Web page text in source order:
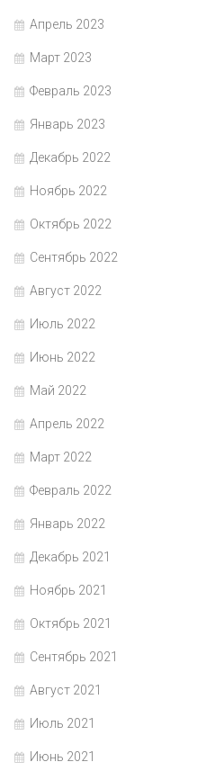
Апрель 2023
Март 2023
Февраль 2023
Январь 2023
Декабрь 2022
Ноябрь 2022
Октябрь 2022
Сентябрь 2022
Август 2022
Июль 2022
Июнь 2022
Май 2022
Апрель 2022
Март 2022
Февраль 2022
Январь 2022
Декабрь 2021
Ноябрь 2021
Октябрь 2021
Сентябрь 2021
Август 2021
Июль 2021
Июнь 2021